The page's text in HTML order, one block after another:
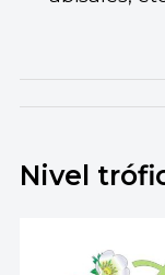
Nivel